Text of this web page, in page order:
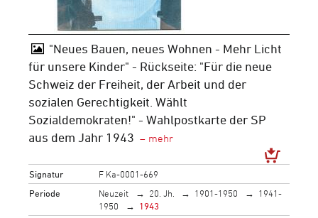
"Neues Bauen, neues Wohnen - Mehr Licht
für unsere Kinder" - Rückseite: "Für die neue
Schweiz der Freiheit, der Arbeit und der
sozialen Gerechtigkeit. Wählt
Sozialdemokraten!" - Wahlpostkarte der SP
aus dem Jahr 1943
Signatur
F Ka-0001-669
Periode
Neuzeit 20. Jh. 1901-1950
1941-
1950
1943